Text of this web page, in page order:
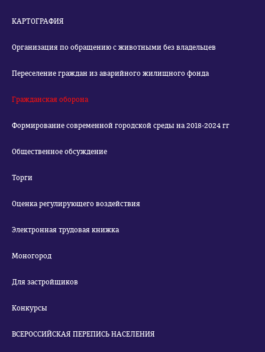
КАРТОГРАФИЯ
Организация по обращению с животными без владельцев
Переселение граждан из аварийного жилищного фонда
Гражданская оборона
Формирование современной городской среды на 2018-2024 гг
Общественное обсуждение
Торги
Оценка регулирующего воздействия
Электронная трудовая книжка
Моногород
Для застройщиков
Конкурсы
ВСЕРОССИЙСКАЯ ПЕРЕПИСЬ НАСЕЛЕНИЯ